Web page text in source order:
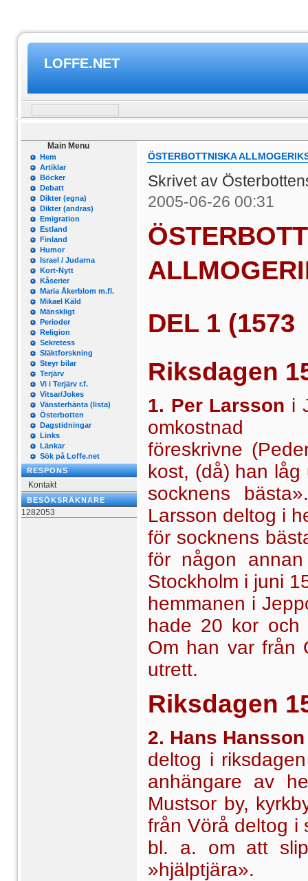
LOFFE.NET
Main Menu
Hem
Artiklar
Böcker
Debatt
Dikter (egna)
Dikter (andras)
Emigration
Estland
Finland
Humor
Israel / Judarna
Kort-Nytt
Kåserier
Maria Åkerblom m.fl.
Mikael Käld
Mänskligt
Perioder
Religion
Sekretess
Släktforskning
Steyr bilar
Terjärv
Vi i Terjärv r.f.
Vitsar/Jokes
Vänsterhänta (lista)
Österbotten
Dagstidningar
Links
Länkar
Sök på Loffe.net
RESPONS
Kontakt
BESÖKSRÄKNARE
1282053
ÖSTERBOTTNISKA
Skrivet av
2005-06-26 00:31
DEL 1 (1573
Riksdagen
1. Per Larsson i
föreskrivne
kost, (då) han
socknens
Larsson deltog i
för socknens
för någon
Stockholm i juni
hemmanen i
hade 20 kor och
Om han var från
utrett.
Riksdagen
2. Hans
deltog i
anhängare av
Mustsor by,
från Vörå deltog i
bl. a. om att
»hjälptjära».